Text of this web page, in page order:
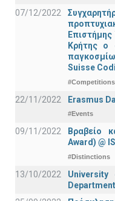
07/12/2022
Κρήτης ο
Suisse
#Competitions
22/11/2022 Erasmus
#Events
09/11/2022
Βραβείο
Award) @
#Distinctions
13/10/2022